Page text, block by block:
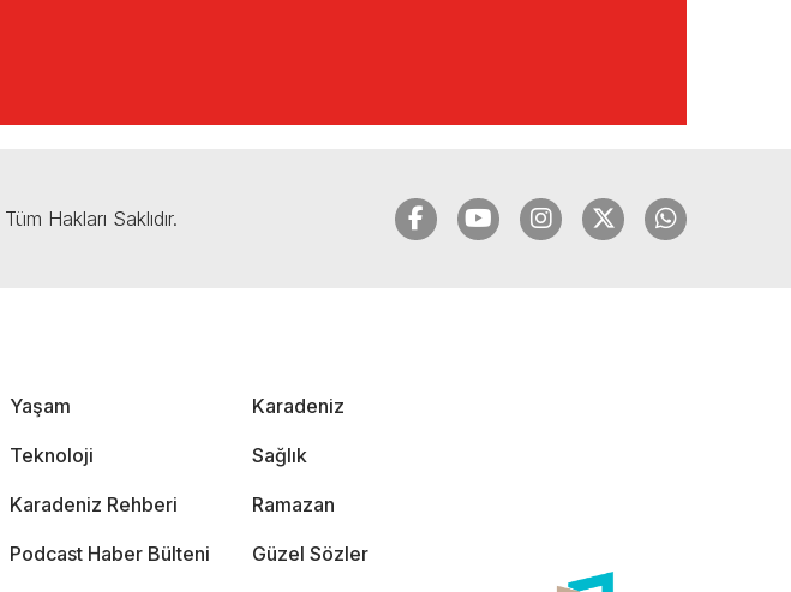
FIRTINASI | YILMAZ
06.12.2024
Hakları Saklıdır.
Yaşam Karadeniz
Teknoloji Sağlık
Karadeniz Rehberi Ramazan
Podcast Haber Bülteni Güzel Sözler